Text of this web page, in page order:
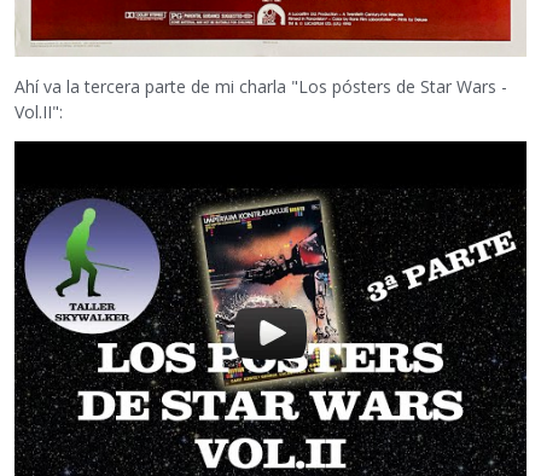
Ahí va la tercera parte de mi charla "Los pósters de Star Wars -
Vol.II":